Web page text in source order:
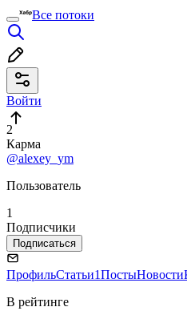
Все потоки
Войти
2
Карма
@alexey_ym
Пользователь
1
Подписчики
Подписаться
ПрофильСтатьи1ПостыНовости
В рейтинге